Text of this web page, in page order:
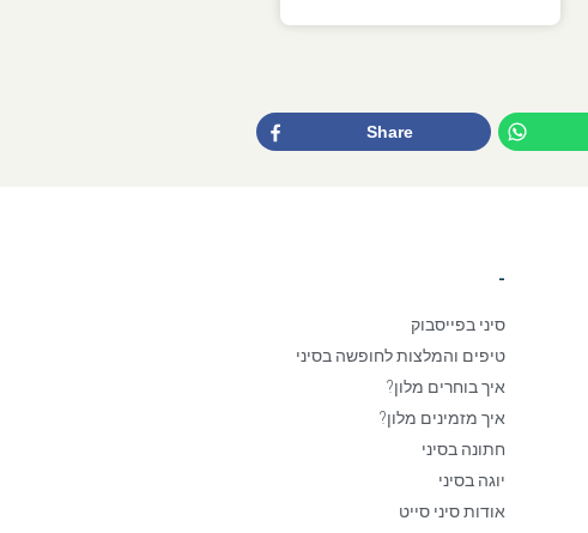
Share
-
סיני בפייסבוק
טיפים והמלצות לחופשה בסיני
איך בוחרים מלון?
איך מזמינים מלון?
חתונה בסיני
יוגה בסיני
אודות סיני סייט